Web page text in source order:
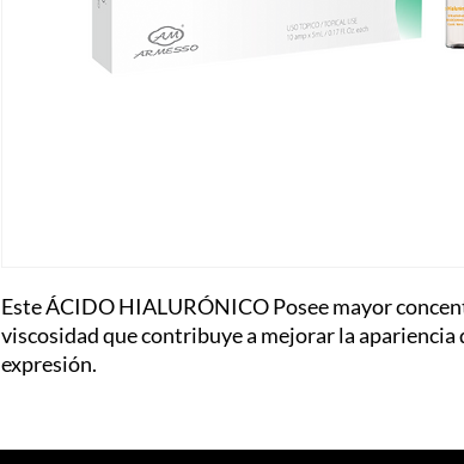
Este ÁCIDO HIALURÓNICO Posee mayor
viscosidad que contribuye a mejorar la apariencia
expresión.